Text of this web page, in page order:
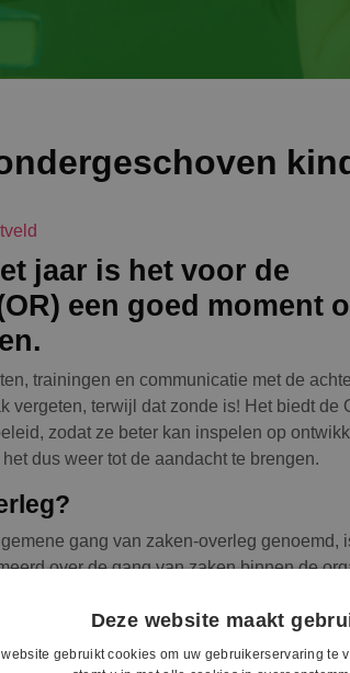
jaar is het voor de
een goed moment
trainingen en communicatie met de
vergeten, terwijl dat zonde is! Het biedt de
zodat ze beter kan inspelen op
dus weer tot de aandacht te brengen.
gang van zaken-overleg genoemd,
over de gang van zaken binnen de
sociaal beleid en financiële resultaten.
Het is niet alleen een wettelijke
invloed uit te oefenen aan het begin van
Deze website maakt
gebruikt cookies om uw gebruikerservaring te